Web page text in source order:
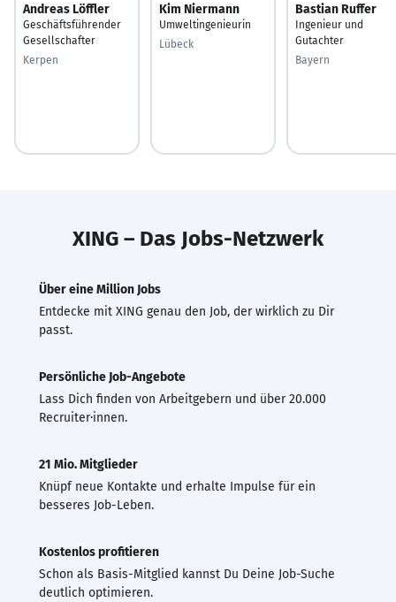
Andreas Löffler
Geschäftsführender
Gesellschafter
Kerpen
Kim Niermann
Umweltingenieurin
Lübeck
Bastian Ruffer
Ingenieur und
Gutachter
Bayern
XING – Das Jobs-Netzwerk
Über eine Million Jobs
Entdecke mit XING genau den Job, der wirklich zu Dir
passt.
Persönliche Job-Angebote
Lass Dich finden von Arbeitgebern und über 20.000
Recruiter·innen.
21 Mio. Mitglieder
Knüpf neue Kontakte und erhalte Impulse für ein
besseres Job-Leben.
Kostenlos profitieren
Schon als Basis-Mitglied kannst Du Deine Job-Suche
deutlich optimieren.